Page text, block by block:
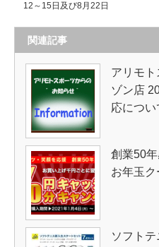
12～15日及び8月22日
関連記事
アリモ
ゾン店
応につい
創業50
お年玉ク
ソフト